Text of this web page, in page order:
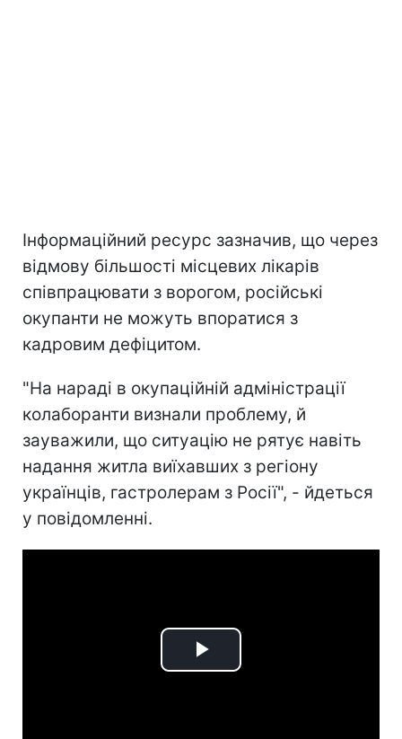
Інформаційний ресурс зазначив, що через
відмову більшості місцевих лікарів
співпрацювати з ворогом, російські
окупанти не можуть впоратися з
кадровим дефіцитом.
"На нараді в окупаційній адміністрації
колаборанти визнали проблему, й
зауважили, що ситуацію не рятує навіть
надання житла виїхавших з регіону
українців, гастролерам з Росії", - йдеться
у повідомленні.
Play